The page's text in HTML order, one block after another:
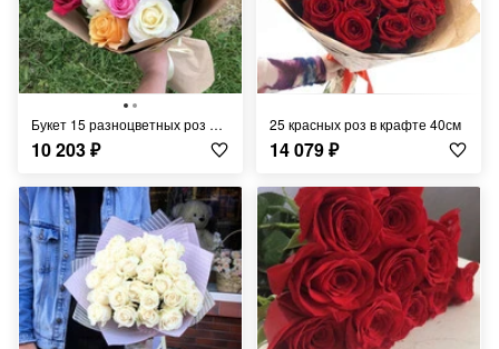
Букет 15 разноцветных роз «Эмоции»
10 203₽
25 красных роз в крафте 40см
14 079₽